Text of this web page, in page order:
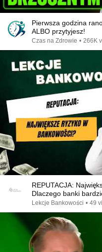
Pierwsza godzina
ALBO przytyjesz!
Czas na Zdrowie • 266K
REPUTACJA:
Dlaczego banki
Lekcje Bankowości • 49